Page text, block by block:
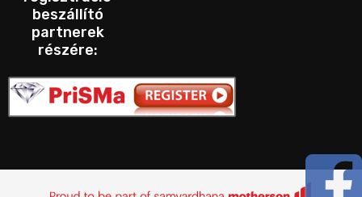
beszállító
partnerek
részére: